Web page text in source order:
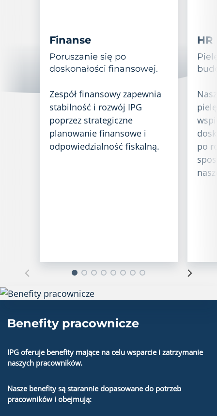
Finanse
Poruszanie się po
doskonałości finansowej.
Zespół finansowy zapewnia
stabilność i rozwój IPG
poprzez strategiczne
planowanie finansowe i
odpowiedzialność fiskalną.
HR
po
Benefity pracownicze
IPG oferuje benefity mające na celu wsparcie i zatrzymanie
naszych pracowników.
Nasze benefity są starannie dopasowane do potrzeb
pracowników i obejmują: